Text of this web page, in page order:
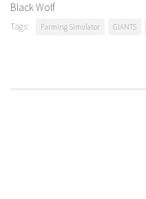
Black Wolf
Tags: Farming Simulator GIANTS